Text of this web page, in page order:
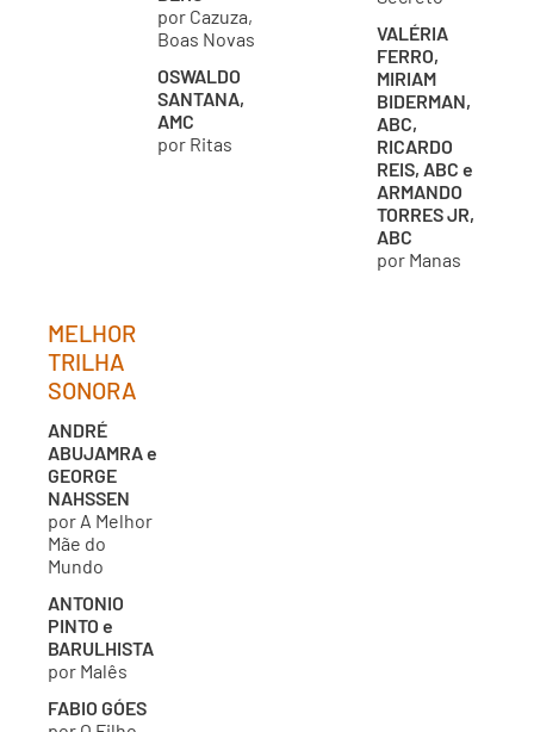
por Cazuza,
Boas Novas
OSWALDO
SANTANA,
AMC
por Ritas
VALÉRIA
FERRO,
MIRIAM
BIDERMAN,
ABC,
RICARDO
REIS, ABC e
ARMANDO
TORRES JR,
ABC
por Manas
MELHOR
TRILHA
SONORA
ANDRÉ
ABUJAMRA e
GEORGE
NAHSSEN
por A Melhor
Mãe do
Mundo
ANTONIO
PINTO e
BARULHISTA
por Malês
FABIO GÓES